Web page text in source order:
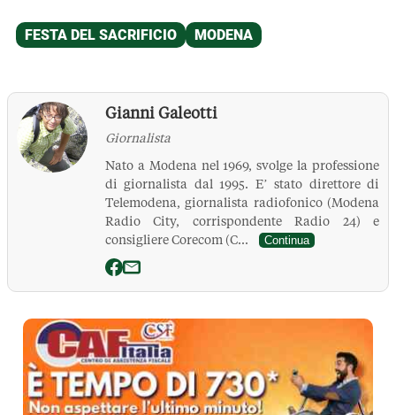
Gianni Galeotti
Giornalista
Nato a Modena nel 1969, svolge la professione
di giornalista dal 1995. E’ stato direttore di
Telemodena, giornalista radiofonico (Modena
Radio City, corrispondente Radio 24) e
consigliere Corecom (C...
Continua
La Pressa